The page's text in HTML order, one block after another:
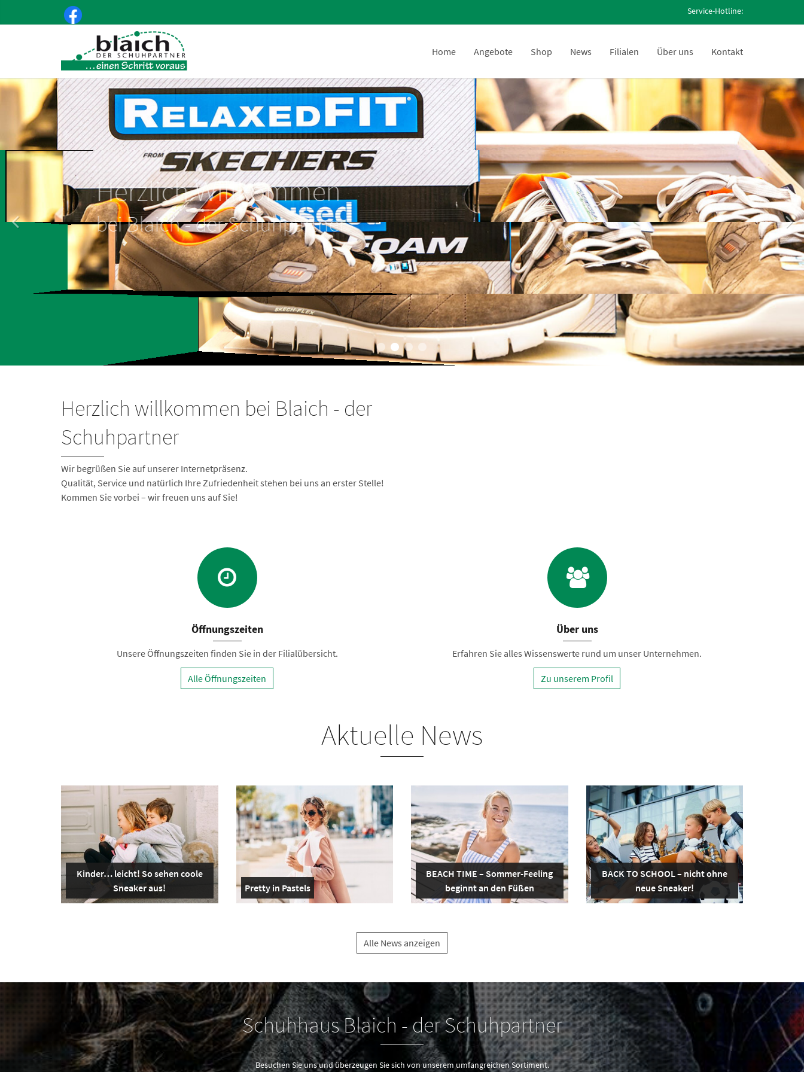
Service-Hotline:
Home Angebote Shop News Filialen Über uns Kontakt
Herzlich willkommen bei Blaich - der
Schuhpartner
Wir begrüßen Sie auf unserer Internetpräsenz.
Qualität, Service und natürlich Ihre Zufriedenheit stehen bei uns an erster Stelle!
Kommen Sie vorbei – wir freuen uns auf Sie!
Öffnungszeiten
Unsere Öffnungszeiten finden Sie in der Filialübersicht.
Alle Öffnungszeiten
Über uns
Erfahren Sie alles Wissenswerte rund um unser Unternehmen.
Zu unserem Profil
Aktuelle News
Kinder… leicht! So sehen coole
Sneaker aus!
Pretty in Pastels
BEACH TIME – Sommer-Feeling
beginnt an den Füßen
BACK TO SCHOOL – nicht ohne
neue Sneaker!
Alle News anzeigen
Schuhhaus Blaich - der Schuhpartner
Besuchen Sie uns und überzeugen Sie sich von unserem umfangreichen Sortiment.